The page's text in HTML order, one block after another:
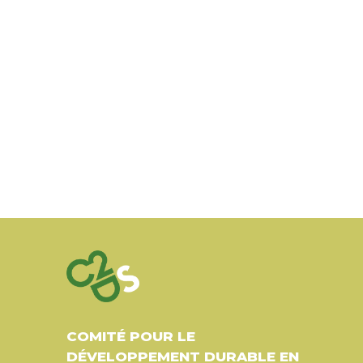
COMITÉ POUR LE
DÉVELOPPEMENT DURABLE EN